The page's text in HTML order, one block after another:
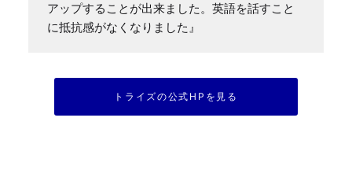
アップすることが出来ました。英語を話すこと
に抵抗感がなくなりました』
トライズの公式HPを見る